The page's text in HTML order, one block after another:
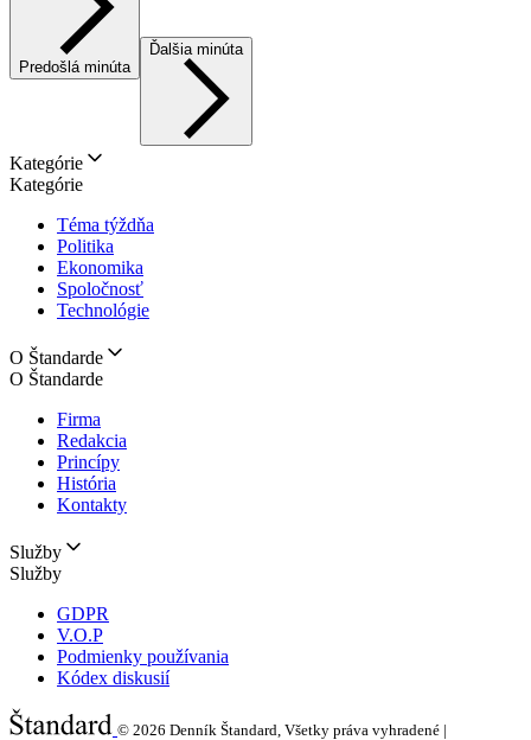
Predošlá minúta
Ďalšia minúta
Kategórie
Kategórie
Téma týždňa
Politika
Ekonomika
Spoločnosť
Technológie
O Štandarde
O Štandarde
Firma
Redakcia
Princípy
História
Kontakty
Služby
Služby
GDPR
V.O.P
Podmienky používania
Kódex diskusií
© 2026 Denník Štandard, Všetky práva vyhradené |